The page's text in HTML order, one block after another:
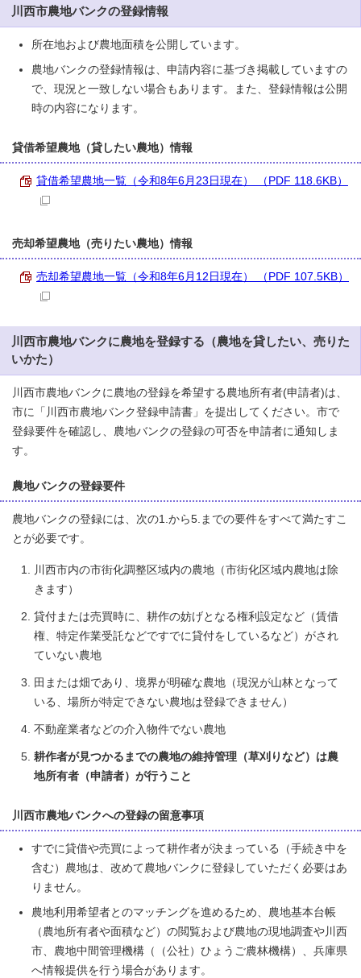
川西市農地バンクの登録情報
所在地および農地面積を公開しています。
農地バンクの登録情報は、申請内容に基づき掲載していますの
で、現況と一致しない場合もあります。また、登録情報は公開
時の内容になります。
貸借希望農地（貸したい農地）情報
貸借希望農地一覧（令和8年6月23日現在） （PDF 118.6KB）
売却希望農地（売りたい農地）情報
売却希望農地一覧（令和8年6月12日現在） （PDF 107.5KB）
川西市農地バンクに農地を登録する（農地を貸したい、売りた
いかた）
川西市農地バンクに農地の登録を希望する農地所有者(申請者)は、
市に「川西市農地バンク登録申請書」を提出してください。市で
登録要件を確認し、農地バンクの登録の可否を申請者に通知しま
す。
農地バンクの登録要件
農地バンクの登録には、次の1.から5.までの要件をすべて満たすこ
とが必要です。
川西市内の市街化調整区域内の農地（市街化区域内農地は除
きます）
貸付または売買時に、耕作の妨げとなる権利設定など（賃借
権、特定作業受託などですでに貸付をしているなど）がされ
ていない農地
田または畑であり、境界が明確な農地（現況が山林となって
いる、場所が特定できない農地は登録できません）
不動産業者などの介入物件でない農地
耕作者が見つかるまでの農地の維持管理（草刈りなど）は農
地所有者（申請者）が行うこと
川西市農地バンクへの登録の留意事項
すでに貸借や売買によって耕作者が決まっている（手続き中を
含む）農地は、改めて農地バンクに登録していただく必要はあ
りません。
農地利用希望者とのマッチングを進めるため、農地基本台帳
（農地所有者や面積など）の閲覧および農地の現地調査や川西
市、農地中間管理機構（（公社）ひょうご農林機構）、兵庫県
へ情報提供を行う場合があります。